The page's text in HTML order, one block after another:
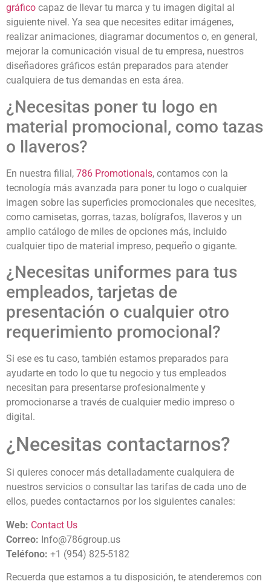
gráfico capaz de llevar tu marca y tu imagen digital al
siguiente nivel. Ya sea que necesites editar imágenes,
realizar animaciones, diagramar documentos o, en general,
mejorar la comunicación visual de tu empresa, nuestros
diseñadores gráficos están preparados para atender
cualquiera de tus demandas en esta área.
¿Necesitas poner tu logo en
material promocional, como tazas
o llaveros?
En nuestra filial, 786 Promotionals, contamos con la
tecnología más avanzada para poner tu logo o cualquier
imagen sobre las superficies promocionales que necesites,
como camisetas, gorras, tazas, bolígrafos, llaveros y un
amplio catálogo de miles de opciones más, incluido
cualquier tipo de material impreso, pequeño o gigante.
¿Necesitas uniformes para tus
empleados, tarjetas de
presentación o cualquier otro
requerimiento promocional?
Si ese es tu caso, también estamos preparados para
ayudarte en todo lo que tu negocio y tus empleados
necesitan para presentarse profesionalmente y
promocionarse a través de cualquier medio impreso o
digital.
¿Necesitas contactarnos?
Si quieres conocer más detalladamente cualquiera de
nuestros servicios o consultar las tarifas de cada uno de
ellos, puedes contactarnos por los siguientes canales:
Web: Contact Us
Correo: Info@786group.us
Teléfono: +1 (954) 825-5182
Recuerda que estamos a tu disposición, te atenderemos con